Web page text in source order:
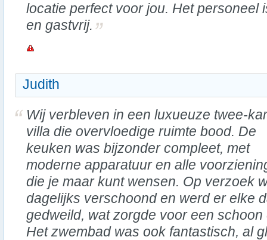
locatie perfect voor jou. Het personeel
en gastvrij.
Judith
Wij verbleven in een luxueuze twee-
villa die overvloedige ruimte bood. De
keuken was bijzonder compleet, met
moderne apparatuur en alle
die je maar kunt wensen. Op verzoek
dagelijks verschoond en werd er elke
gedweild, wat zorgde voor een
Het zwembad was ook fantastisch, al